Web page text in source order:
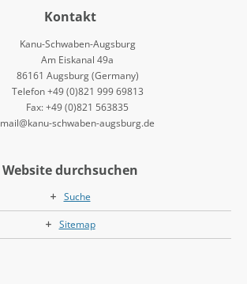
Kontakt
Kanu-Schwaben-Augsburg
Am Eiskanal 49a
86161 Augsburg (Germany)
Telefon +49 (0)821 999 69813
Fax: +49 (0)821 563835
mail@kanu-schwaben-augsburg.de
Website durchsuchen
Suche
Sitemap